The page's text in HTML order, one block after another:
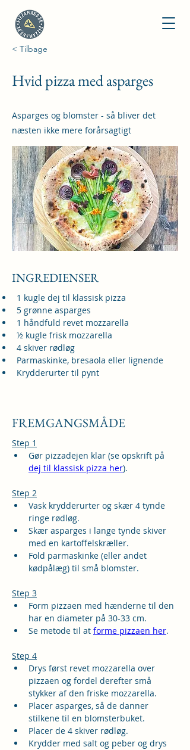
< Tilbage
Hvid pizza med asparges
Asparges og blomster - så bliver det
næsten ikke mere forårsagtigt
INGREDIENSER
1 kugle dej til klassisk pizza
5 grønne asparges
1 håndfuld revet mozzarella
½ kugle frisk mozzarella
4 skiver rødløg
Parmaskinke, bresaola eller lignende
Krydderurter til pynt
FREMGANGSMÅDE
Step 1
Gør pizzadejen klar (se opskrift på
dej til klassisk pizza her).
Step 2
Vask krydderurter og skær 4 tynde
ringe rødløg.
Skær asparges i lange tynde skiver
med en kartoffelskræller.
Fold parmaskinke (eller andet
kødpålæg) til små blomster.
Step 3
Form pizzaen med hænderne til den
har en diameter på 30-33 cm.
Se metode til at forme pizzaen her.
Step 4
Drys først revet mozzarella over
pizzaen og fordel derefter små
stykker af den friske mozzarella.
Placer asparges, så de danner
stilkene til en blomsterbuket.
Placer de 4 skiver rødløg.
Krydder med salt og peber og drys